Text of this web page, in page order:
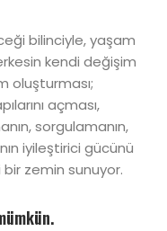
bilinciyle, yaşam
kendi değişim
oluşturması;
açması,
sorgulamanın,
iyileştirici gücünü
zemin sunuyor.
.